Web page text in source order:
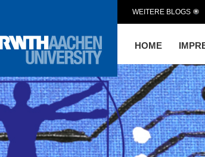
HOME
WEITERE BLOGS